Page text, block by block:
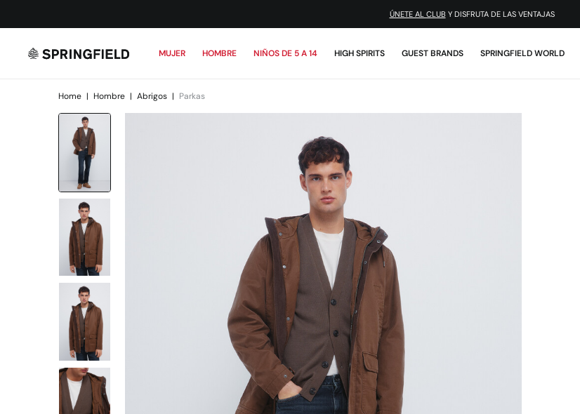
ÚNETE AL CLUB Y DISFRUTA DE LAS VENTAJAS
MUJER HOMBRE NIÑOS DE 5 A 14 HIGH SPIRITS GUEST BRANDS SPRINGFIELD WORLD
Home | Hombre | Abrigos | Parkas